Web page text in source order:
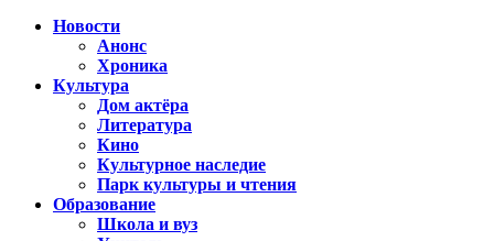
Новости
Анонс
Хроника
Культура
Дом актёра
Литература
Кино
Культурное наследие
Парк культуры и чтения
Образование
Школа и вуз